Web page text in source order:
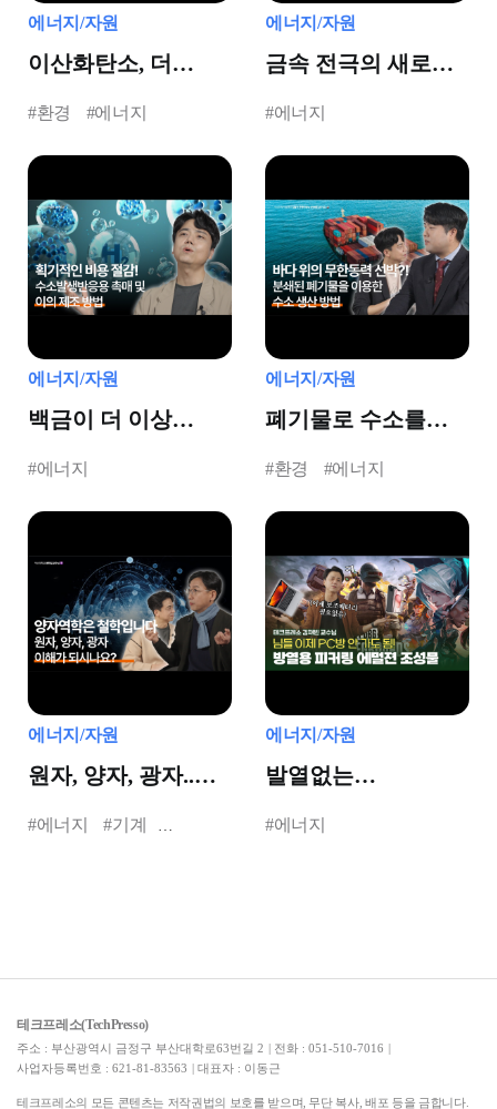
에너지/자원
이산화탄소, 더
#환경 #에너지
에너지/자원
금속 전극의 새로운
#에너지
에너지/자원
백금이 더 이상
#에너지
에너지/자원
폐기물로 수소를
#환경 #에너지
에너지/자원
원자, 양자, 광자..
교수님 등장😺
#에너지
#기계
에너지/자원
발열없는
나타난다면??
#에너지
테크프레소(TechPresso)
주소 : 부산광역시 금정구 부산대학로63번길 2 | 전화 : 051-510-7016 |
사업자등록번호 : 621-81-83563 | 대표자 : 이동근
테크프레소의 모든 콘텐츠는 저작권법의 보호를 받으며, 무단 복사, 배포 등을 금합니다.